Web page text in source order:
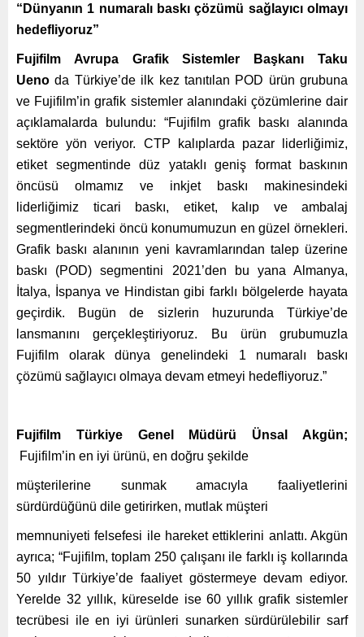
“Dünyanın 1 numaralı baskı çözümü sağlayıcı olmayı
hedefliyoruz”
Fujifilm Avrupa Grafik Sistemler Başkanı Taku
Ueno da Türkiye’de ilk kez tanıtılan POD ürün grubuna
ve Fujifilm’in grafik sistemler alanındaki çözümlerine dair
açıklamalarda bulundu: “Fujifilm grafik baskı alanında
sektöre yön veriyor. CTP kalıplarda pazar liderliğimiz,
etiket segmentinde düz yataklı geniş format baskının
öncüsü olmamız ve inkjet baskı makinesindeki
liderliğimiz ticari baskı, etiket, kalıp ve ambalaj
segmentlerindeki öncü konumumuzun en güzel örnekleri.
Grafik baskı alanının yeni kavramlarından talep üzerine
baskı (POD) segmentini 2021’den bu yana Almanya,
İtalya, İspanya ve Hindistan gibi farklı bölgelerde hayata
geçirdik. Bugün de sizlerin huzurunda Türkiye’de
lansmanını gerçekleştiriyoruz. Bu ürün grubumuzla
Fujifilm olarak dünya genelindeki 1 numaralı baskı
çözümü sağlayıcı olmaya devam etmeyi hedefliyoruz.”
Fujifilm Türkiye Genel Müdürü Ünsal Akgün;
Fujifilm’in en iyi ürünü, en doğru şekilde
müşterilerine sunmak amacıyla faaliyetlerini
sürdürdüğünü dile getirirken, mutlak müşteri
memnuniyeti felsefesi ile hareket ettiklerini anlattı. Akgün
ayrıca; “Fujifilm, toplam 250 çalışanı ile farklı iş kollarında
50 yıldır Türkiye’de faaliyet göstermeye devam ediyor.
Yerelde 32 yıllık, küreselde ise 60 yıllık grafik sistemler
tecrübesi ile en iyi ürünleri sunarken sürdürülebilir sarf